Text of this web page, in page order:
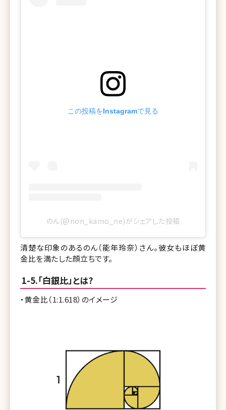
この投稿をInstagramで見る
のん(@non_kamo_ne)がシェアした投稿
清楚な印象のあるのん（能年玲奈）さん。彼女もほぼ黄
金比を満たした顔立ちです。
1-5.「白銀比」とは?
・黄金比（1:1.618）のイメージ